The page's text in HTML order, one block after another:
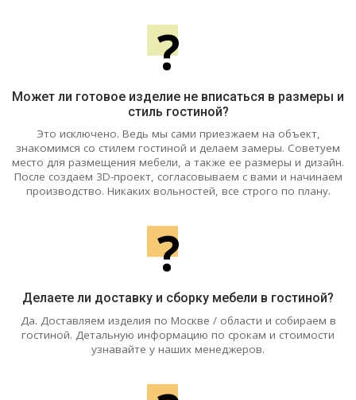
?
Может ли готовое изделие не вписаться в размеры и
стиль гостиной?
Это исключено. Ведь мы сами приезжаем на объект,
знакомимся со стилем гостиной и делаем замеры. Советуем
место для размещения мебели, а также ее размеры и дизайн.
После создаем 3D-проект, согласовываем с вами и начинаем
производство. Никаких вольностей, все строго по плану.
?
Делаете ли доставку и сборку мебели в гостиной?
Да. Доставляем изделия по Москве / области и собираем в
гостиной. Детальную информацию по срокам и стоимости
узнавайте у наших менеджеров.